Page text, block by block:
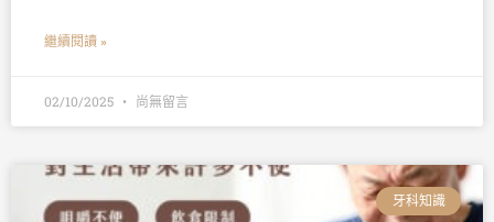
繼續閱讀 »
02/10/2025 尚無留言
牙科知識